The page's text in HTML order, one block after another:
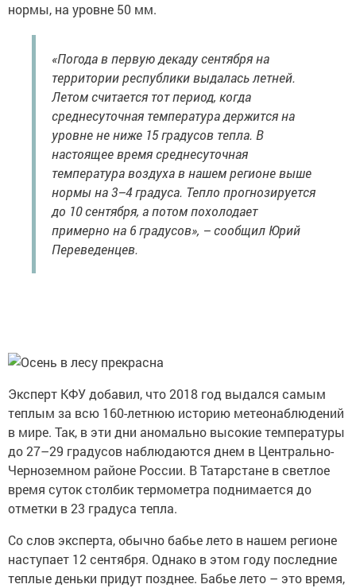
нормы, на уровне 50 мм.
«Погода в первую декаду сентября на
территории республики выдалась летней.
Летом считается тот период, когда
среднесуточная температура держится на
уровне не ниже 15 градусов тепла. В
настоящее время среднесуточная
температура воздуха в нашем регионе выше
нормы на 3–4 градуса. Тепло прогнозируется
до 10 сентября, а потом похолодает
примерно на 6 градусов», – сообщил Юрий
Переведенцев.
Эксперт КФУ добавил, что 2018 год выдался самым
теплым за всю 160-летнюю историю метеонаблюдений
в мире. Так, в эти дни аномально высокие температуры
до 27–29 градусов наблюдаются днем в Центрально-
Черноземном районе России. В Татарстане в светлое
время суток столбик термометра поднимается до
отметки в 23 градуса тепла.
Со слов эксперта, обычно бабье лето в нашем регионе
наступает 12 сентября. Однако в этом году последние
теплые деньки придут позднее. Бабье лето – это время,